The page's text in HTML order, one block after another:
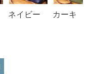
ネイビー カーキ